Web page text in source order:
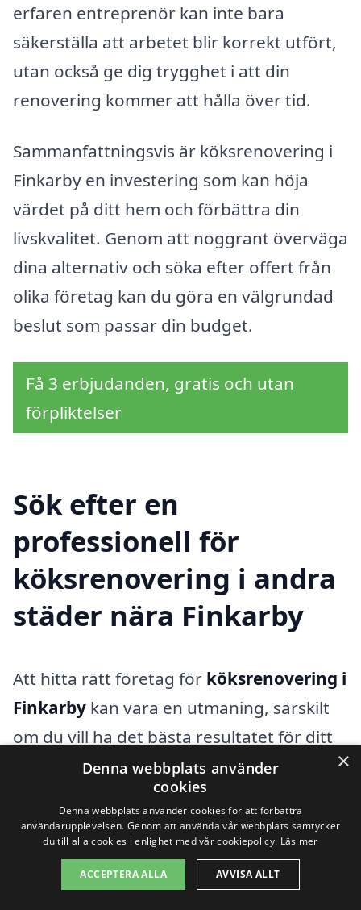
erfaren entreprenör kan inte bara
säkerställa att arbetet blir korrekt utfört,
utan också ge dig trygghet i att din
renovering kommer att hålla över tid.
Sammanfattningsvis är köksrenovering i
Finkarby en investering som kan höja
värdet på ditt hem och förbättra din
livskvalitet. Genom att noggrant överväga
dina alternativ och söka efter offert från
olika företag kan du göra en välgrundad
beslut som passar din budget.
Få 3 erbjudanden, gratis och utan
förpliktelser
Sök efter en
professionell för
köksrenovering i andra
städer nära Finkarby
Att hitta rätt företag för köksrenovering i
Finkarby kan vara en utmaning, särskilt
om du vill ha det bästa resultatet för ditt
kök. Lyckligtvis ligger Finkarby i en region
där flera närliggande städer erbjuder ett
brett utbud av tjänster inom
köksrenovering. Genom att utforska
alternativ i dessa omgivande städer kan
×
Denna webbplats använder
cookies
Denna webbplats använder cookies för att förbättra
användarupplevelsen. Genom att använda vår webbplats samtycker
du till alla cookies i enlighet med vår cookiepolicy. Läs mer
ACCEPTERA ALLA AVVISA ALLT